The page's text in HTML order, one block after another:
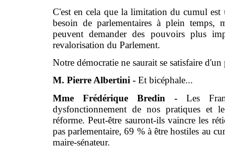
C'est en cela que la limitation du cumul est
besoin de parlementaires à plein temps,
peuvent demander des pouvoirs plus
revalorisation du Parlement.
Notre démocratie ne saurait se satisfaire
M. Pierre Albertini - Et bicéphale...
Mme Frédérique Bredin -Les
dysfonctionnement de nos pratiques et
réforme. Peut-être sauront-ils vaincre les
pas parlementaire, 69 % à être hostiles au
maire-sénateur.